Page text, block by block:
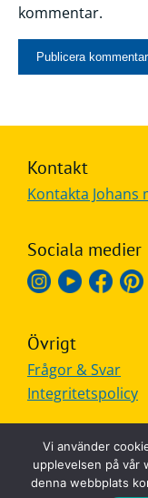
kommentar.
Kontakt
Kontakta Johans
Sociala medier
Övrigt
Frågor & Svar
Integritetspolicy
Vi använder
upplevelsen på vår
denna webbplats